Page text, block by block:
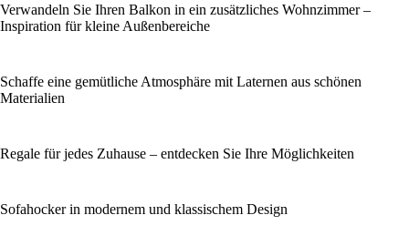
Verwandeln Sie Ihren Balkon in ein zusätzliches Wohnzimmer –
Inspiration für kleine Außenbereiche
Schaffe eine gemütliche Atmosphäre mit Laternen aus schönen
Materialien
Regale für jedes Zuhause – entdecken Sie Ihre Möglichkeiten
Sofahocker in modernem und klassischem Design